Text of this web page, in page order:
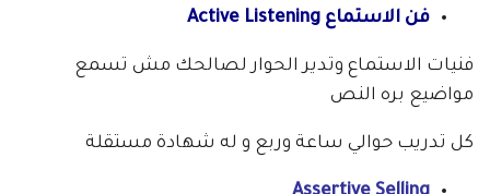
فن الاستماع Active Listening
فنيات الاستماع وتدير الحوار لصالحك مش تسمع
مواضيع بره النص
كل تدريب حوالي ساعة وربع و له شهادة مستقلة